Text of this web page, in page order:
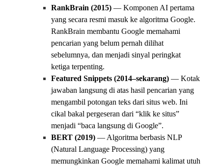
RankBrain (2015) — Komponen AI pertama
yang secara resmi masuk ke algoritma Google.
RankBrain membantu Google memahami
pencarian yang belum pernah dilihat
sebelumnya, dan menjadi sinyal peringkat
ketiga terpenting.
Featured Snippets (2014–sekarang) — Kotak
jawaban langsung di atas hasil pencarian yang
mengambil potongan teks dari situs web. Ini
cikal bakal pergeseran dari “klik ke situs”
menjadi “baca langsung di Google”.
BERT (2019) — Algoritma berbasis NLP
(Natural Language Processing) yang
memungkinkan Google memahami kalimat utuh